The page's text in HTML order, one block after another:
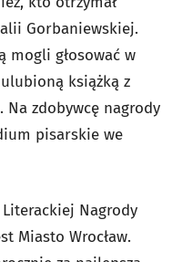
Gorbaniewskiej.
mogli głosować w
książką z
zdobywcę nagrody
pisarskie we
Nagrody
Miasto Wrocław.